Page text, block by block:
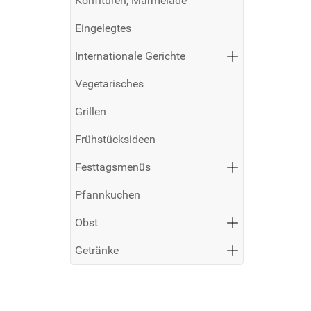
Eingelegtes
Internationale Gerichte
Vegetarisches
Grillen
Frühstücksideen
Festtagsmenüs
Pfannkuchen
Obst
Getränke